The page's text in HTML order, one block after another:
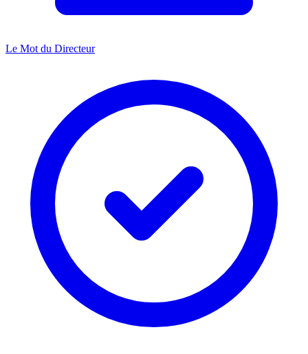
Le Mot du Directeur